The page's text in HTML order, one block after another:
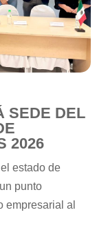
SEDE DEL
2026
estado de
punto
empresarial al